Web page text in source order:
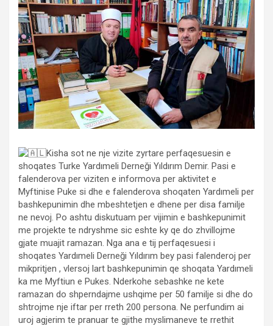
Kisha sot ne nje vizite zyrtare perfaqesuesin e
shoqates Turke Yardımeli Derneği Yıldırım Demir. Pasi e
falenderova per viziten e informova per aktivitet e
Myftinise Puke si dhe e falenderova shoqaten Yardımeli per
bashkepunimin dhe mbeshtetjen e dhene per disa familje
ne nevoj. Po ashtu diskutuam per vijimin e bashkepunimit
me projekte te ndryshme sic eshte ky qe do zhvillojme
gjate muajit ramazan. Nga ana e tij perfaqesuesi i
shoqates Yardımeli Derneği Yıldırım bey pasi falenderoj per
mikpritjen , vlersoj lart bashkepunimin qe shoqata Yardımeli
ka me Myftiun e Pukes. Nderkohe sebashke ne kete
ramazan do shperndajme ushqime per 50 familje si dhe do
shtrojme nje iftar per rreth 200 persona. Ne perfundim ai
uroj agjerim te pranuar te gjithe myslimaneve te rrethit